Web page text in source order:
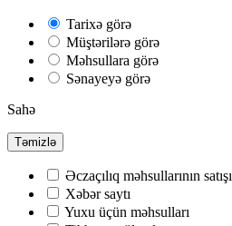
Tarixə görə
Müştərilərə görə
Məhsullara görə
Sənayeyə görə
Sahə
Təmizlə
Əczaçılıq məhsullarının satışı
Хəbər saytı
Yuxu üçün məhsulları